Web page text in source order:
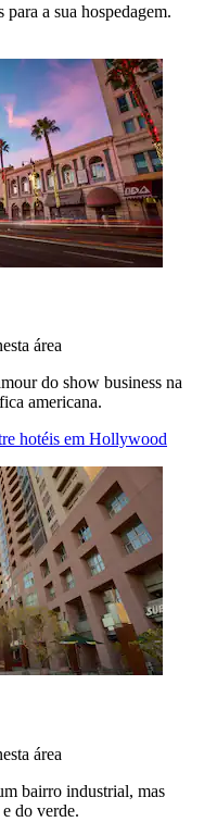
a sua hospedagem.
área
do show business na
americana.
hotéis em Hollywood
área
bairro industrial, mas
do verde.